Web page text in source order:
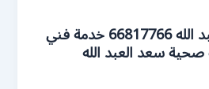
رقم صحي سعد العبد الله 66817766 خدمة فني
سعد العبد الله